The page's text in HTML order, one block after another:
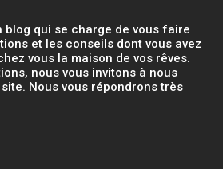
blog qui se charge de vous faire
et les conseils dont vous avez
vous la maison de vos rêves.
nous vous invitons à nous
Nous vous répondrons très